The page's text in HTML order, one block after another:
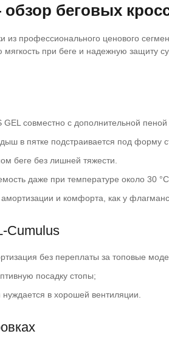
беговых
из профессионального ценового
при беге и надежную защиту
совместно с дополнительной
в пятке подстраивается под форму
беге без лишней тяжести.
даже при температуре около 30 °C.
амортизации и комфорта, как у
Cumulus
без переплаты за топовые
посадку стопы;
в хорошей вентиляции.